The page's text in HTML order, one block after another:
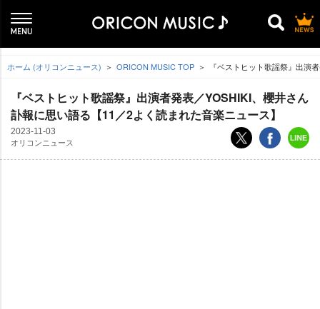
ホーム (オリコンニュース) ORICON MUSIC TOP 『ベストヒット歌謡祭』出演
『ベストヒット歌謡祭』出演者発表／YOSHIKI、櫻井さん
訃報に思い語る【11／2よく読まれた音楽ニュース】
2023-11-03
オリコンニュース